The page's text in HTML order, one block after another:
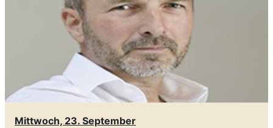
Mittwoch, 23. September